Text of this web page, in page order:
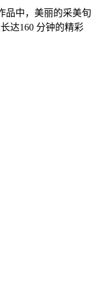
品中，美丽的采美旬
达160 分钟的精彩